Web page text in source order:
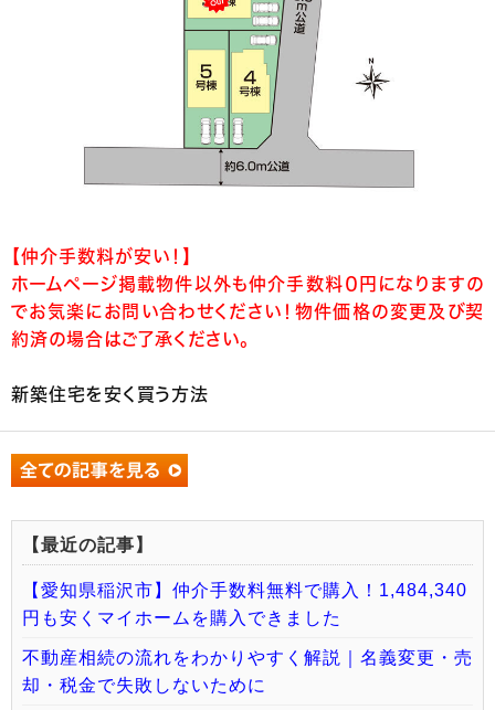
【仲介手数料が安い！】
ホームページ掲載物件以外も仲介手数料０円になりますの
でお気楽にお問い合わせください！物件価格の変更及び契
約済の場合はご了承ください。
新築住宅を安く買う方法
【最近の記事】
【愛知県稲沢市】仲介手数料無料で購入！1,484,340
円も安くマイホームを購入できました
不動産相続の流れをわかりやすく解説｜名義変更・売
却・税金で失敗しないために